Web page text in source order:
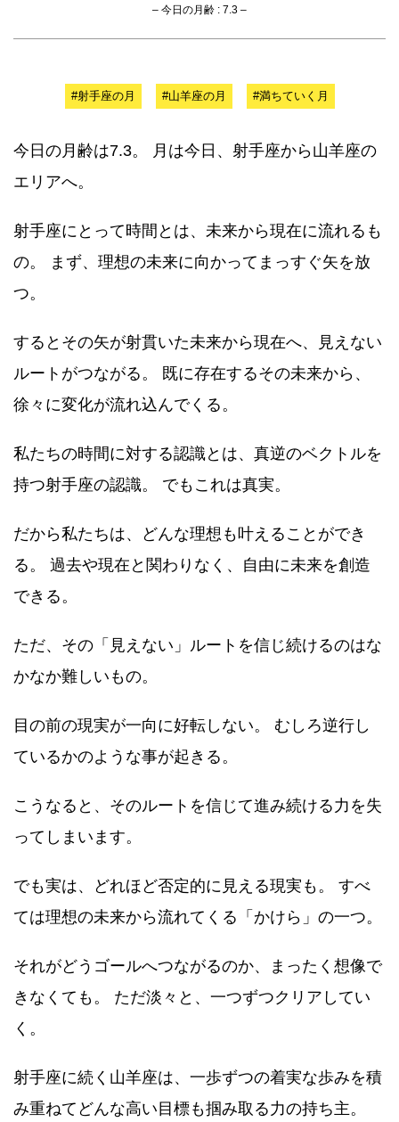
– 今日の月齢 : 7.3 –
#射手座の月 #山羊座の月 #満ちていく月
今日の月齢は7.3。 月は今日、射手座から山羊座の
エリアへ。
射手座にとって時間とは、未来から現在に流れるも
の。 まず、理想の未来に向かってまっすぐ矢を放
つ。
するとその矢が射貫いた未来から現在へ、見えない
ルートがつながる。 既に存在するその未来から、
徐々に変化が流れ込んでくる。
私たちの時間に対する認識とは、真逆のベクトルを
持つ射手座の認識。 でもこれは真実。
だから私たちは、どんな理想も叶えることができ
る。 過去や現在と関わりなく、自由に未来を創造
できる。
ただ、その「見えない」ルートを信じ続けるのはな
かなか難しいもの。
目の前の現実が一向に好転しない。 むしろ逆行し
ているかのような事が起きる。
こうなると、そのルートを信じて進み続ける力を失
ってしまいます。
でも実は、どれほど否定的に見える現実も。 すべ
ては理想の未来から流れてくる「かけら」の一つ。
それがどうゴールへつながるのか、まったく想像で
きなくても。 ただ淡々と、一つずつクリアしてい
く。
射手座に続く山羊座は、一歩ずつの着実な歩みを積
み重ねてどんな高い目標も掴み取る力の持ち主。